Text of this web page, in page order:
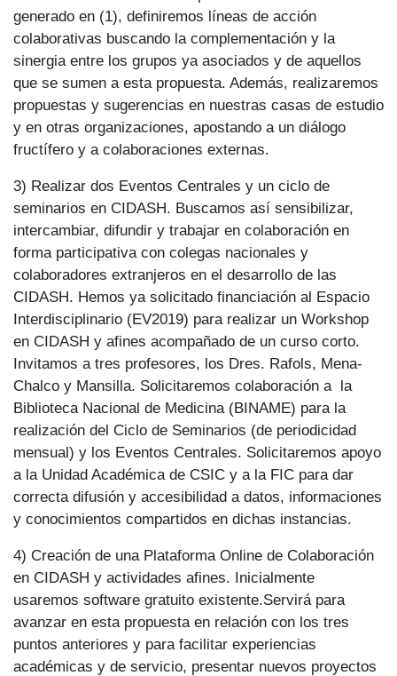
generado en (1), definiremos líneas de acción
colaborativas buscando la complementación y la
sinergia entre los grupos ya asociados y de aquellos
que se sumen a esta propuesta. Además, realizaremos
propuestas y sugerencias en nuestras casas de estudio
y en otras organizaciones, apostando a un diálogo
fructífero y a colaboraciones externas.
3) Realizar dos Eventos Centrales y un ciclo de
seminarios en CIDASH. Buscamos así sensibilizar,
intercambiar, difundir y trabajar en colaboración en
forma participativa con colegas nacionales y
colaboradores extranjeros en el desarrollo de las
CIDASH. Hemos ya solicitado financiación al Espacio
Interdisciplinario (EV2019) para realizar un Workshop
en CIDASH y afines acompañado de un curso corto.
Invitamos a tres profesores, los Dres. Rafols, Mena-
Chalco y Mansilla. Solicitaremos colaboración a la
Biblioteca Nacional de Medicina (BINAME) para la
realización del Ciclo de Seminarios (de periodicidad
mensual) y los Eventos Centrales. Solicitaremos apoyo
a la Unidad Académica de CSIC y a la FIC para dar
correcta difusión y accesibilidad a datos, informaciones
y conocimientos compartidos en dichas instancias.
4) Creación de una Plataforma Online de Colaboración
en CIDASH y actividades afines. Inicialmente
usaremos software gratuito existente.Servirá para
avanzar en esta propuesta en relación con los tres
puntos anteriores y para facilitar experiencias
académicas y de servicio, presentar nuevos proyectos